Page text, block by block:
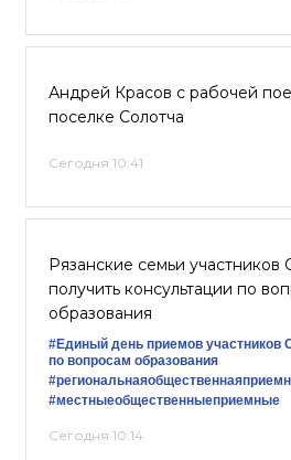
Андрей Красов с рабочей
поселке Солотча
Сегодня 10:41
Рязанские семьи участников
получить консультации по
образования
#Единый день приемов участников
по вопросам образования
#местныеобщественныеприемные
Сегодня 10:14